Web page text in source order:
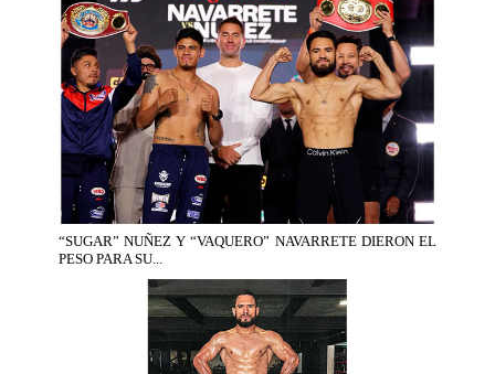
“SUGAR” NUÑEZ Y “VAQUERO” NAVARRETE DIERON EL
PESO PARA SU...